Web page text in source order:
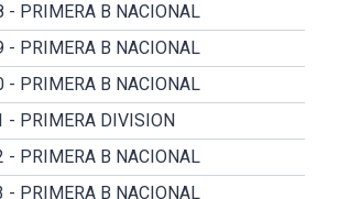
PRIMERA B NACIONAL
PRIMERA B NACIONAL
PRIMERA B NACIONAL
PRIMERA DIVISION
PRIMERA B NACIONAL
PRIMERA B NACIONAL